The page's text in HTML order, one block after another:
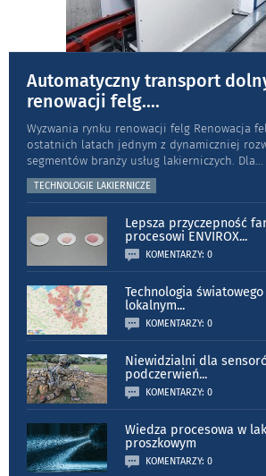
Automatyczny transport
renowacji felg....
Wyzwania rynku renowacji felg Renowacja
ostatnich latach jednym z dynamiczniej
segmentów branży usług lakierniczych. Dla...
TECHNOLOGIE LAKIERNICZE
Lepsza przyczepność
procesowi ENVIROX...
KOMENTARZY: 0
Technologia
lokalnym...
KOMENTARZY: 0
Niewidzialni dla
podczerwień...
KOMENTARZY: 0
Wiedza procesowa w
proszkowym
KOMENTARZY: 0